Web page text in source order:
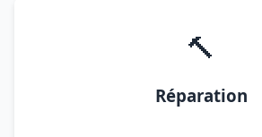
🔨
Réparation